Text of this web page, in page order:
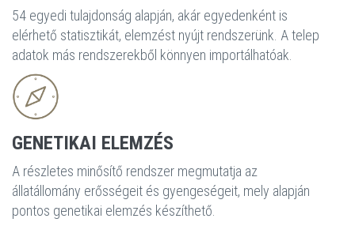
54 egyedi tulajdonság alapján, akár egyedenként is
elérhető statisztikát, elemzést nyújt rendszerünk. A telep
adatok más rendszerekből könnyen importálhatóak.
GENETIKAI ELEMZÉS
A részletes minősítő rendszer megmutatja az
állatállomány erősségeit és gyengeségeit, mely alapján
pontos genetikai elemzés készíthető.